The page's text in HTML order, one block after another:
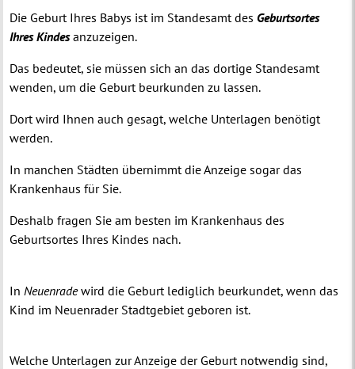
Die Geburt Ihres Babys ist im Standesamt des Geburtsortes
Ihres Kindesanzuzeigen.
Das bedeutet, sie müssen sich an das dortige Standesamt
wenden, um die Geburt beurkunden zu lassen.
Dort wird Ihnen auch gesagt, welche Unterlagen benötigt
werden.
In manchen Städten übernimmt die Anzeige sogar das
Krankenhaus für Sie.
Deshalb fragen Sie am besten im Krankenhaus des
Geburtsortes Ihres Kindes nach.
In Neuenradewird die Geburt lediglich beurkundet, wenn das
Kind im Neuenrader Stadtgebiet geboren ist.
Welche Unterlagen zur Anzeige der Geburt notwendig sind,